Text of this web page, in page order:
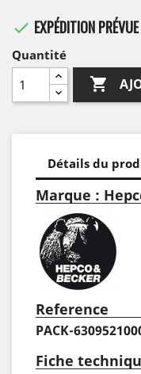
 EXPÉDITION
Quantité

Détails du
Marque :
Reference
PACK-
Fiche